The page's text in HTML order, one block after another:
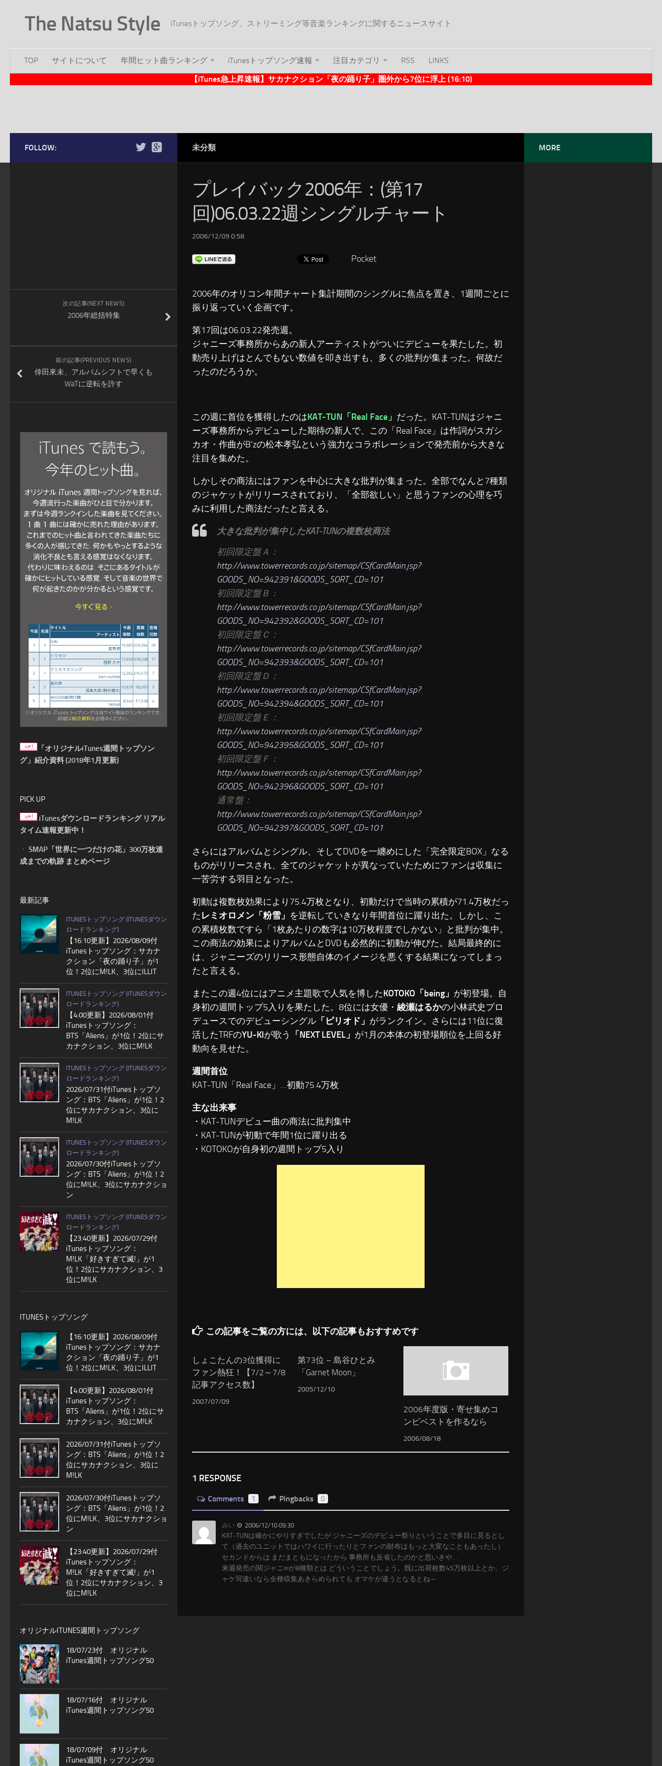
The Natsu Style iTunesトップソング、ストリーミング等音楽ランキングに関するニュースサイト
TOP サイトについて 年間ヒット曲ランキング iTunesトップソング速報 注目カテゴリ RSS
LINKS
【iTunes急上昇速報】サカナクション「夜の踊り子」圏外から7位に浮上 (16:10)
未分類
プレイバック2006年：(第17
回)06.03.22週シングルチャート
2006/12/09 0:58
Pocket
2006年のオリコン年間チャート集計期間のシングルに焦点を置き、1週間ごとに
振り返っていく企画です。
第17回は06.03.22発売週。
ジャニーズ事務所からあの新人アーティストがついにデビューを果たした。初
動売り上げはとんでもない数値を叩き出すも、多くの批判が集まった。何故だ
ったのだろうか。
この週に首位を獲得したのはKAT-TUN「Real Face」 だった。KAT-TUNはジャニ
ーズ事務所からデビューした期待の新人で、この「Real Face」は作詞がスガシ
カオ・作曲がB’zの松本孝弘という強力なコラボレーションで発売前から大きな
注目を集めた。
しかしその商法にはファンを中心に大きな批判が集まった。全部でなんと7種類
のジャケットがリリースされており、「全部欲しい」と思うファンの心理を巧
みに利用した商法だったと言える。
大きな批判が集中したKAT-TUNの複数枚商法
初回限定盤Ａ：
http://www.towerrecords.co.jp/sitemap/CSfCardMain.jsp?
GOODS_NO=942391&GOODS_SORT_CD=101
初回限定盤Ｂ：
http://www.towerrecords.co.jp/sitemap/CSfCardMain.jsp?
GOODS_NO=942392&GOODS_SORT_CD=101
初回限定盤Ｃ：
http://www.towerrecords.co.jp/sitemap/CSfCardMain.jsp?
GOODS_NO=942393&GOODS_SORT_CD=101
初回限定盤Ｄ：
http://www.towerrecords.co.jp/sitemap/CSfCardMain.jsp?
GOODS_NO=942394&GOODS_SORT_CD=101
初回限定盤Ｅ：
http://www.towerrecords.co.jp/sitemap/CSfCardMain.jsp?
GOODS_NO=942395&GOODS_SORT_CD=101
初回限定盤Ｆ：
http://www.towerrecords.co.jp/sitemap/CSfCardMain.jsp?
GOODS_NO=942396&GOODS_SORT_CD=101
通常盤：
http://www.towerrecords.co.jp/sitemap/CSfCardMain.jsp?
GOODS_NO=942397&GOODS_SORT_CD=101
さらにはアルバムとシングル、そしてDVDを一纏めにした「完全限定BOX」なる
ものがリリースされ、全てのジャケットが異なっていたためにファンは収集に
一苦労する羽目となった。
初動は複数枚効果により75.4万枚となり、初動だけで当時の累積が71.4万枚だっ
たレミオロメン「粉雪」 を逆転していきなり年間首位に躍り出た。しかし、こ
の累積枚数ですら「1枚あたりの数字は10万枚程度でしかない」と批判が集中。
この商法の効果によりアルバムとDVDも必然的に初動が伸びた。結局最終的に
は、ジャニーズのリリース形態自体のイメージを悪くする結果になってしまっ
たと言える。
またこの週4位にはアニメ主題歌で人気を博したKOTOKO「being」 が初登場。自
身初の週間トップ5入りを果たした。8位には女優・ 綾瀬はるかの小林武史プロ
デュースでのデビューシングル 「ピリオド」 がランクイン。さらには11位に復
活したTRFのYU-KIが歌う 「NEXT LEVEL」 が1月の本体の初登場順位を上回る好
動向を見せた。
週間首位
KAT-TUN「Real Face」…初動75.4万枚
主な出来事
・KAT-TUNデビュー曲の商法に批判集中
・KAT-TUNが初動で年間1位に躍り出る
・KOTOKOが自身初の週間トップ5入り
この記事をご覧の方には、以下の記事もおすすめです
しょこたんの3位獲得に
ファン熱狂！【7/2～7/8
記事アクセス数】
2007/07/09
第73位 – 島谷ひとみ
「Garnet Moon」
2005/12/10
2006年度版・寄せ集めコ
ンピベストを作るなら
2006/08/18
1 RESPONSE
Comments 1 Pingbacks 0
みい 2006/12/10 09:30
KAT-TUNは確かにやりすぎでしたが ジャニーズのデビュー祭りということで多目に見るとし
て（過去のユニットではハワイに行ったりとファンの財布はもっと大変なこともあったし）
セカンドからは まだまともになったから 事務所も反省したのかと思いきや…
来週発売の関ジャニ∞が8種類とは どういうことでしょう。既に出荷枚数45万枚以上とか。ジ
ャケ写違いなら全種収集あきらめられても オマケが違うとなるとね～
FOLLOW:
次の記事(NEXT NEWS)
2006年総括特集
前の記事(PREVIOUS NEWS)
倖田來未、アルバムシフトで早くも
WaTに逆転を許す
「オリジナルiTunes週間トップソン
グ」紹介資料 (2018年1月更新)
PICK UP
iTunesダウンロードランキング リアル
タイム速報更新中！
・ SMAP「世界に一つだけの花」300万枚達
成までの軌跡 まとめページ
最新記事
ITUNESトップソング (ITUNESダウン
ロードランキング)
【16:10更新】2026/08/09付
iTunesトップソング：サカナ
クション「夜の踊り子」が1
位！2位にM!LK、3位にILLIT
ITUNESトップソング (ITUNESダウン
ロードランキング)
【4:00更新】2026/08/01付
iTunesトップソング：
BTS「Aliens」が1位！2位にサ
カナクション、3位にM!LK
ITUNESトップソング (ITUNESダウン
ロードランキング)
2026/07/31付iTunesトップソ
ング：BTS「Aliens」が1位！2
位にサカナクション、3位に
M!LK
ITUNESトップソング (ITUNESダウン
ロードランキング)
2026/07/30付iTunesトップソ
ング：BTS「Aliens」が1位！2
位にM!LK、3位にサカナクショ
ン
ITUNESトップソング (ITUNESダウン
ロードランキング)
【23:40更新】2026/07/29付
iTunesトップソング：
M!LK「好きすぎて滅!」が1
位！2位にサカナクション、3
位にM!LK
ITUNESトップソング
【16:10更新】2026/08/09付
iTunesトップソング：サカナ
クション「夜の踊り子」が1
位！2位にM!LK、3位にILLIT
【4:00更新】2026/08/01付
iTunesトップソング：
BTS「Aliens」が1位！2位にサ
カナクション、3位にM!LK
2026/07/31付iTunesトップソ
ング：BTS「Aliens」が1位！2
位にサカナクション、3位に
M!LK
2026/07/30付iTunesトップソ
ング：BTS「Aliens」が1位！2
位にM!LK、3位にサカナクショ
ン
【23:40更新】2026/07/29付
iTunesトップソング：
M!LK「好きすぎて滅!」が1
位！2位にサカナクション、3
位にM!LK
オリジナルITUNES週間トップソング
18/07/23付 オリジナル
iTunes週間トップソング50
18/07/16付 オリジナル
iTunes週間トップソング50
18/07/09付 オリジナル
iTunes週間トップソング50
MORE